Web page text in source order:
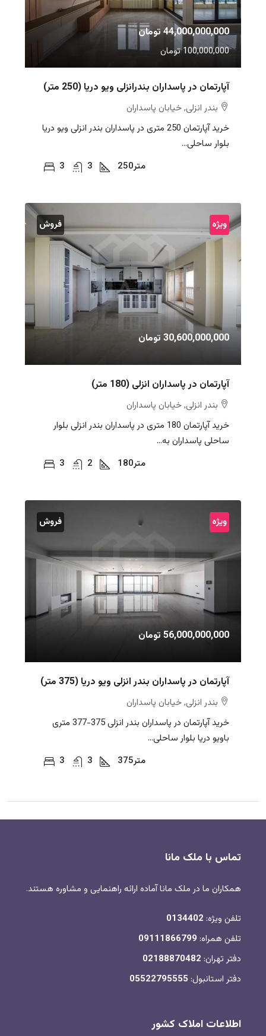
44,000,000,000 تومان
100,000,000 تومان
آپارتمان در پاسداران بندرانزلی ویو دریا (250 متر)
بندر انزلی, خیابان پاسداران
خرید آپارتمان 250 متری در پاسداران بندر انزلی ویو دریا
بلوار ساحلی...
3
3 250متر
ویژه فروش
30,600,000,000 تومان
آپارتمان در پاسداران انزلی (180 متر)
بندر انزلی, خیابان پاسداران
خرید آپارتمان 180 متری در پاسداران بندر انزلی بلوار
ساحلی پاسداران به...
3
2 180متر
ویژه فروش
56,000,000,000 تومان
آپارتمان در پاسداران بندر انزلی ویو دریا (375 متر)
بندر انزلی, خیابان پاسداران
خرید آپارتمان در پاسداران بندر انزلی 375-377 متری
باویو دریا بلوار ساحلی...
3
3 375متر
تماس با ملک مانا
همکاران ما در ملک مانا آماده ارائه راهنمایی و مشاوره هستند.
تلفن ویژه: 0134402
تلفن همراه: 09111866799
دفتر تهران: 02188870482
دفتر استانبول: 05522795555
اطلاعات املاک کشور